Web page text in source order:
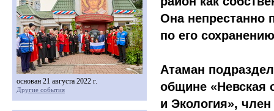
Она непрестанно
по его
Атаман
общине «Невская
и Экология», член
основан 21 августа 2022 г.
Другие события